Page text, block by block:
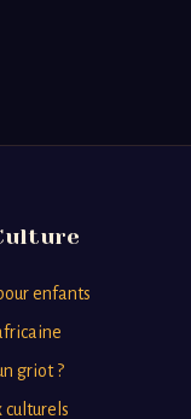
enfants
griot ?
culturels